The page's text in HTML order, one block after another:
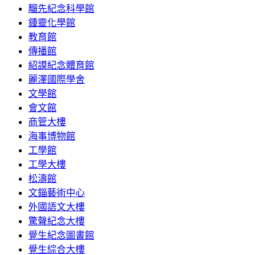
騮先紀念科學館
鍾靈化學館
教育館
傳播館
紹謨紀念體育館
麗澤國際學舍
文學館
會文館
商管大樓
海事博物館
工學館
工學大樓
松濤館
文錙藝術中心
外國語文大樓
驚聲紀念大樓
覺生紀念圖書館
覺生綜合大樓